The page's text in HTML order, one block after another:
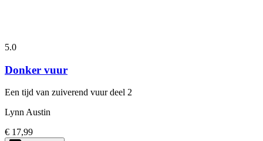
5.0
Donker vuur
Een tijd van zuiverend vuurdeel 2
Lynn Austin
€ 17,99